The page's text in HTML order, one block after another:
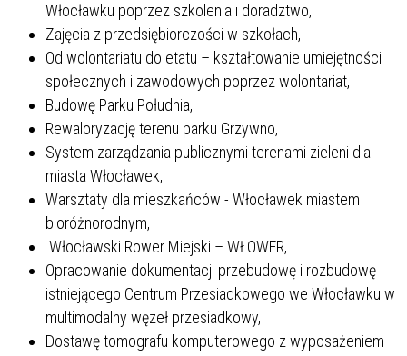
Włocławku poprzez szkolenia i doradztwo,
Zajęcia z przedsiębiorczości w szkołach,
Od wolontariatu do etatu – kształtowanie umiejętności
społecznych i zawodowych poprzez wolontariat,
Budowę Parku Południa,
Rewaloryzację terenu parku Grzywno,
System zarządzania publicznymi terenami zieleni dla
miasta Włocławek,
Warsztaty dla mieszkańców - Włocławek miastem
bioróżnorodnym,
Włocławski Rower Miejski – WŁOWER,
Opracowanie dokumentacji przebudowę i rozbudowę
istniejącego Centrum Przesiadkowego we Włocławku w
multimodalny węzeł przesiadkowy,
Dostawę tomografu komputerowego z wyposażeniem